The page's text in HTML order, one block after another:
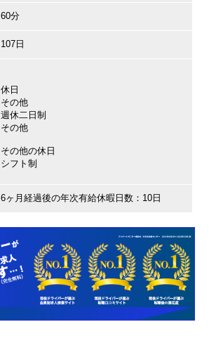
60分
107日
休日
その他
週休二日制
その他
その他の休日
シフト制
6ヶ月経過後の年次有給休暇日数：10日